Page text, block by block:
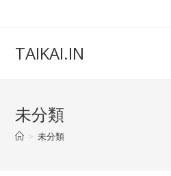
TAIKAI.IN
未分類
> 未分類